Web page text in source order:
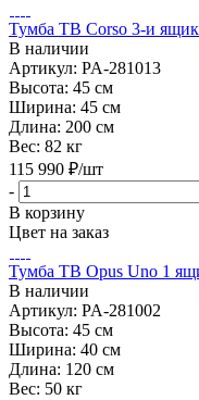
Тумба ТВ Corso 3-и
В наличии
Артикул: PA-281013
Высота: 45 см
Ширина: 45 см
Длина: 200 см
Вес: 82 кг
115 990 ₽/шт
-
В корзину
Цвет на заказ
Тумба ТВ Opus Uno 1
В наличии
Артикул: PA-281002
Высота: 45 см
Ширина: 40 см
Длина: 120 см
Вес: 50 кг